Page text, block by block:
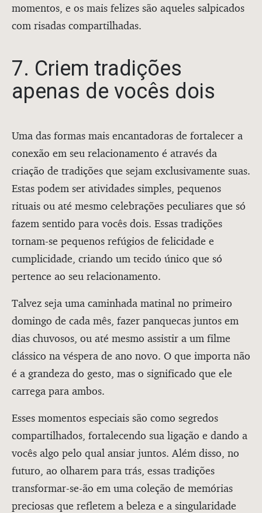
momentos, e os mais felizes são aqueles salpicados
com risadas compartilhadas.
7. Criem tradições
apenas de vocês dois
Uma das formas mais encantadoras de fortalecer a
conexão em seu relacionamento é através da
criação de tradições que sejam exclusivamente suas.
Estas podem ser atividades simples, pequenos
rituais ou até mesmo celebrações peculiares que só
fazem sentido para vocês dois. Essas tradições
tornam-se pequenos refúgios de felicidade e
cumplicidade, criando um tecido único que só
pertence ao seu relacionamento.
Talvez seja uma caminhada matinal no primeiro
domingo de cada mês, fazer panquecas juntos em
dias chuvosos, ou até mesmo assistir a um filme
clássico na véspera de ano novo. O que importa não
é a grandeza do gesto, mas o significado que ele
carrega para ambos.
Esses momentos especiais são como segredos
compartilhados, fortalecendo sua ligação e dando a
vocês algo pelo qual ansiar juntos. Além disso, no
futuro, ao olharem para trás, essas tradições
transformar-se-ão em uma coleção de memórias
preciosas que refletem a beleza e a singularidade